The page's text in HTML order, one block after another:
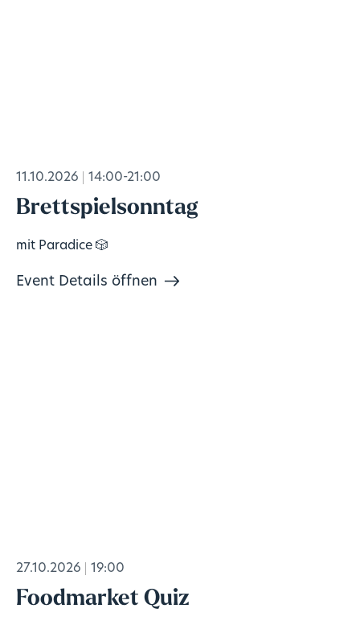
11.10.2026 14:00-21:00
Brettspielsonntag
mit Paradice 🎲
Event Details öffnen
27.10.2026 19:00
Foodmarket Quiz